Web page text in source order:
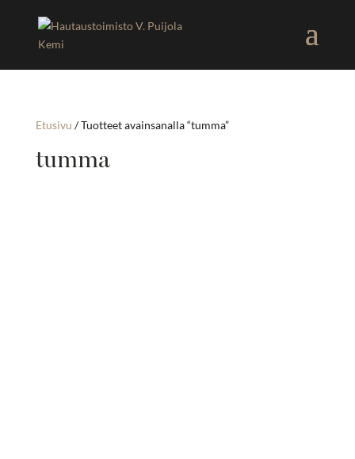
Etusivu / Tuotteet avainsanalla “tumma”
tumma